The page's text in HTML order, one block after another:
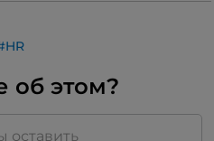
об этом?